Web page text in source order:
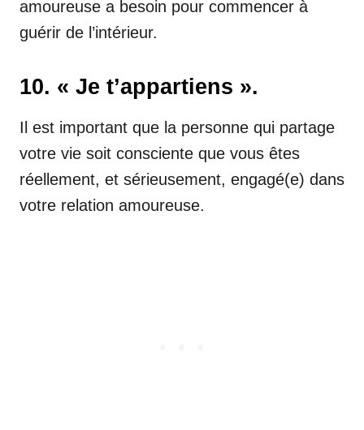
amoureuse a besoin pour commencer à
guérir de l’intérieur.
10. « Je t’appartiens ».
Il est important que la personne qui partage
votre vie soit consciente que vous êtes
réellement, et sérieusement, engagé(e) dans
votre relation amoureuse.